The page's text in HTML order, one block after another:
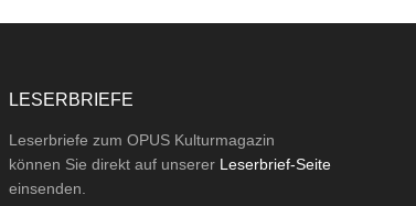
LESERBRIEFE
Leserbriefe zum OPUS Kulturmagazin
können Sie direkt auf unserer Leserbrief-Seite
einsenden.